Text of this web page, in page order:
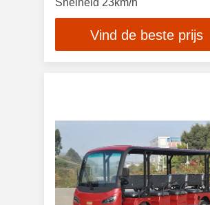
Snelheid 23km/h
Vind de beste prijs